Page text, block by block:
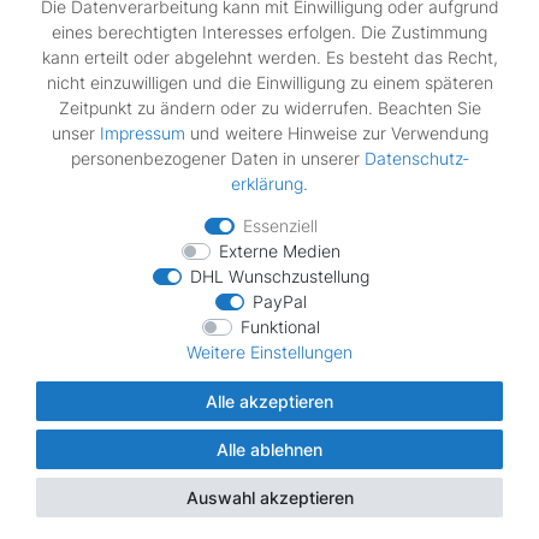
Widerrufs­recht
Impressum
Daten­schutz­erklärung
AGB
Vertrag widerrufen
Wir verschicken mit
© Copyright MDS Ersatzteile 2026 | Alle Rechte vorbehalten.
Die Datenverarbeitung kann mit Einwilligung oder aufgrund
eines berechtigten Interesses erfolgen. Die Zustimmung
kann erteilt oder abgelehnt werden. Es besteht das Recht,
nicht einzuwilligen und die Einwilligung zu einem späteren
Zeitpunkt zu ändern oder zu widerrufen. Beachten Sie
unser Impressum und weitere Hinweise zur Verwendung
personenbezogener Daten in unserer Daten­schutz­
erklärung.
Essenziell
Externe Medien
DHL Wunschzustellung
PayPal
Funktional
Weitere Einstellungen
Alle akzeptieren
Alle ablehnen
Auswahl akzeptieren